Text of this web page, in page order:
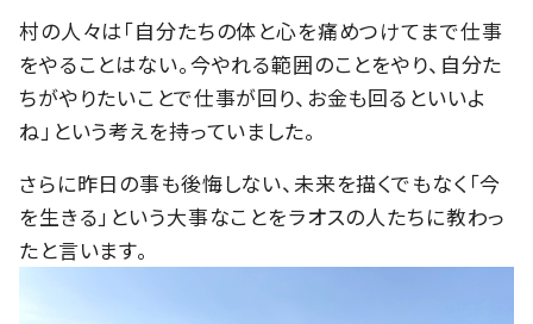
村の人々は「自分たちの体と心を痛めつけてまで仕事
をやることはない。今やれる範囲のことをやり、自分た
ちがやりたいことで仕事が回り、お金も回るといいよ
ね」という考えを持っていました。
さらに昨日の事も後悔しない、未来を描くでもなく「今
を生きる」という大事なことをラオスの人たちに教わっ
たと言います。